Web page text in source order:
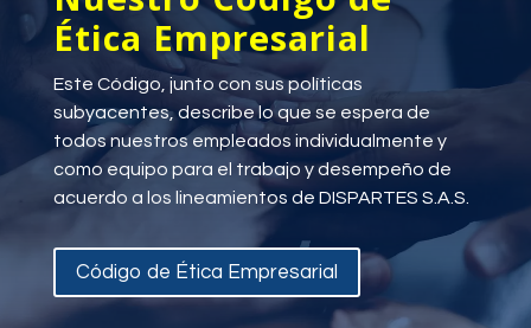
Ética Empresarial
Este Código, junto con sus políticas
subyacentes, describe lo que se espera de
todos nuestros empleados individualmente y
como equipo para el trabajo y desempeño de
acuerdo a los lineamientos de DISPARTES S.A.S.
Código de Ética Empresarial